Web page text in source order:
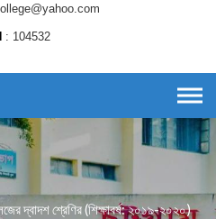
104532
দ্বাদশ শ্রেণির (শিক্ষাবর্ষ: ২০১৯-২০২০)